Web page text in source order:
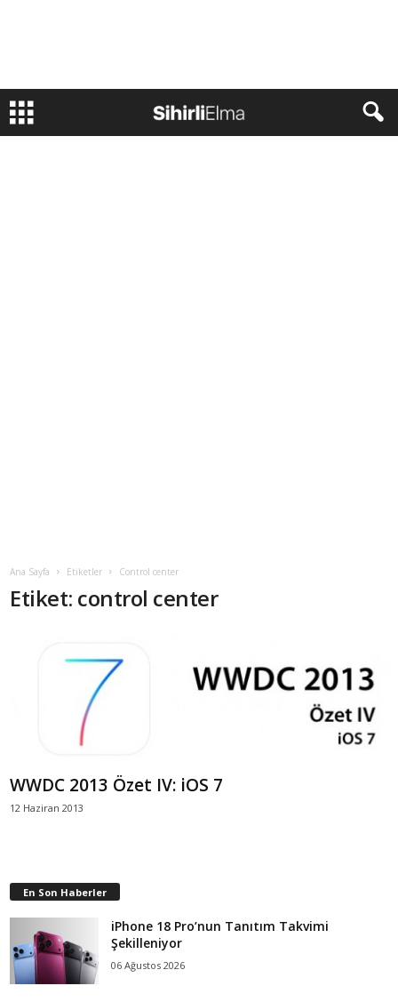
Ana Sayfa Etiketler Control center
Etiket: control center
WWDC 2013 Özet IV: iOS 7
12 Haziran 2013
En Son Haberler
iPhone 18 Pro’nun Tanıtım Takvimi
Şekilleniyor
06 Ağustos 2026